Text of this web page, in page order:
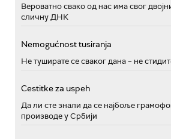
Вероватно свако од нас има свог
сличну ДНК
Nemogućnost tusiranja
Не туширате се сваког дана – не
Cestitke za uspeh
Да ли сте знали да се најбоље
производе у Србији